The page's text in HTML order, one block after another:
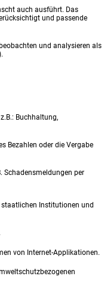
auch ausführt. Das
und passende
und analysieren als
Buchhaltung,
Bezahlen oder die Vergabe
Schadensmeldungen per
Institutionen und
von Internet-Applikationen.